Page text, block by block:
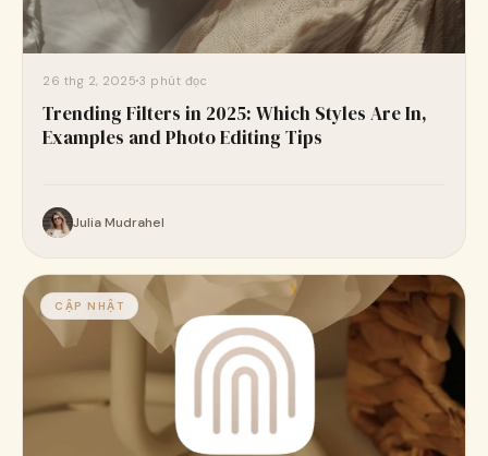
26 thg 2, 2025 3 phút đọc
Trending Filters in 2025: Which Styles Are In,
Examples and Photo Editing Tips
Julia Mudrahel
CẬP NHẬT